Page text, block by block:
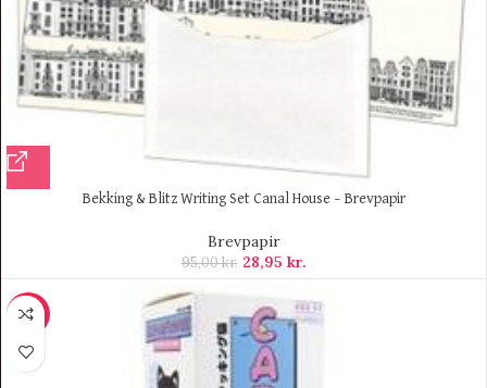
Bekking & Blitz Writing Set Canal House – Brevpapir
Brevpapir
95,00kr. 28,95 kr.
-9%